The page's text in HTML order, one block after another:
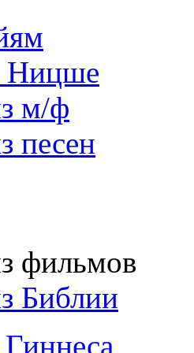
Ницше
м/ф
песен
фильмов
Библии